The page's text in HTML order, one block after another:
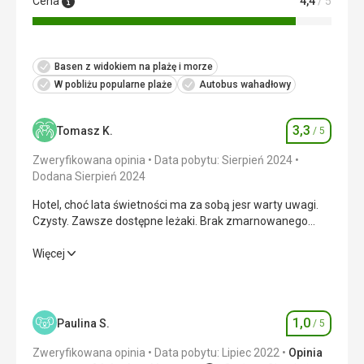
pomocą Google Translate
Basen z widokiem na plażę i morze
W pobliżu popularne plaże
Autobus wahadłowy
Tomasz K. Ocena
3,3 / 5
Zweryfikowana opinia
Data pobytu: Sierpień 2024
Dodana Sierpień 2024
Hotel, choć lata świetności ma za sobą jesr warty uwagi.
Czysty. Zawsze dostępne leżaki. Brak zmarnowanego
czy na patio.
Hotel, choć lata świetności ma za sobą jesr warty uwagi.
Wyżywienie 3,0/ 5
Więcej
Paulina S. Ocena
1,0 / 5
Zweryfikowana opinia Data pobytu: Lipiec 2022
Opinia